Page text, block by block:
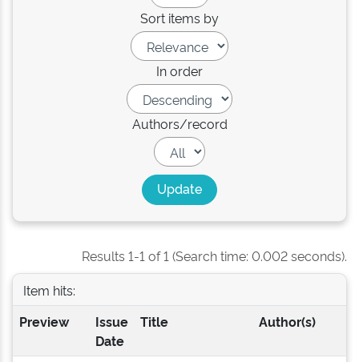
Sort items by
In order
Authors/record
Results 1-1 of 1 (Search time: 0.002 seconds).
Item hits:
Preview
Issue
Date
Title Author(s)